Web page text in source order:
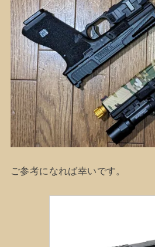
ご参考になれば幸いです。